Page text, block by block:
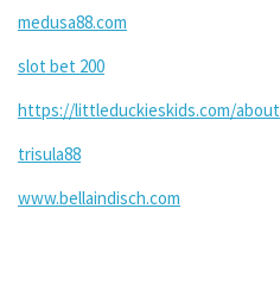
medusa88.com
slot bet 200
https://littleduckieskids.com/about
trisula88
www.bellaindisch.com